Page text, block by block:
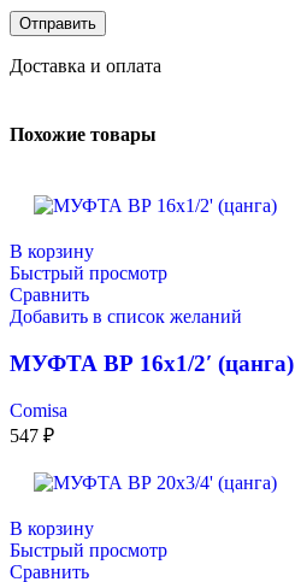
Доставка и оплата
Похожие товары
В корзину
Быстрый просмотр
Сравнить
Добавить в список желаний
МУФТА ВР 16х1/2′ (цанга)
Comisa
547 ₽
В корзину
Быстрый просмотр
Сравнить